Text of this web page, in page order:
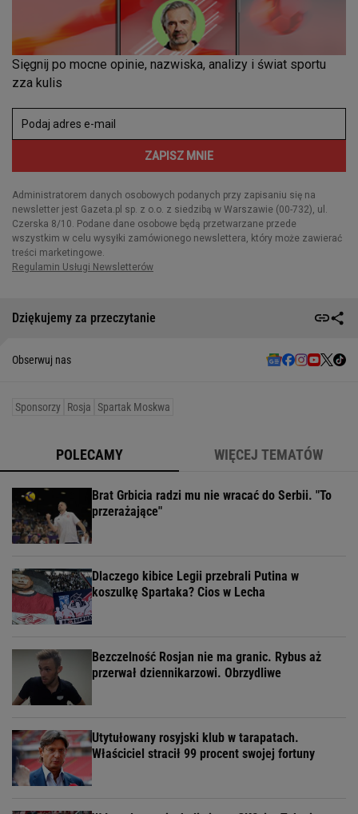
Dziękujemy za przeczytanie
Obserwuj nas
Sponsorzy Rosja Spartak Moskwa
POLECAMY WIĘCEJ TEMATÓW
Brat Grbicia radzi mu nie wracać do Serbii. "To
przerażające"
Dlaczego kibice Legii przebrali Putina w
koszulkę Spartaka? Cios w Lecha
Bezczelność Rosjan nie ma granic. Rybus aż
przerwał dziennikarzowi. Obrzydliwe
Utytułowany rosyjski klub w tarapatach.
Właściciel stracił 99 procent swojej fortuny